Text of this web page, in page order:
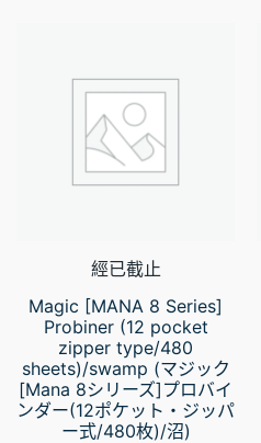
經已截止
Magic [MANA 8 Series]
Probiner (12 pocket
zipper type/480
sheets)/swamp (マジック
[Mana 8シリーズ]プロバイ
ンダー(12ポケット・ジッパ
ー式/480枚)/沼)